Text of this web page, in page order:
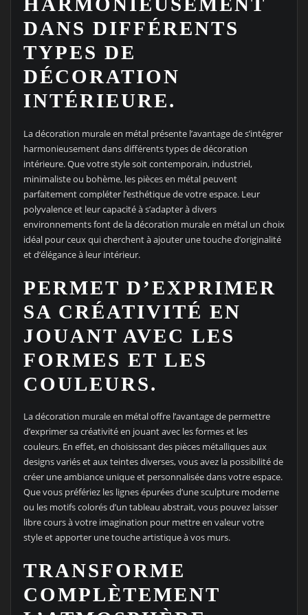
HARMONIEUSEMENT
DANS DIFFÉRENTS
TYPES DE
DÉCORATION
INTÉRIEURE.
La décoration murale en métal présente l’avantage de s’intégrer
harmonieusement dans différents types de décoration
intérieure. Que votre style soit contemporain, industriel,
minimaliste ou bohème, les pièces en métal peuvent
parfaitement compléter l’esthétique de votre espace. Leur
polyvalence et leur capacité à s’adapter à divers
environnements font de la décoration murale en métal un choix
idéal pour ceux qui cherchent à ajouter une touche d’originalité
et d’élégance à leur intérieur.
PERMET D’EXPRIMER
SA CRÉATIVITÉ EN
JOUANT AVEC LES
FORMES ET LES
COULEURS.
La décoration murale en métal offre l’avantage de permettre
d’exprimer sa créativité en jouant avec les formes et les
couleurs. En effet, en choisissant des pièces métalliques aux
designs variés et aux teintes diverses, vous avez la possibilité de
créer une ambiance unique et personnalisée dans votre espace.
Que vous préfériez les lignes épurées d’une sculpture moderne
ou les motifs colorés d’un tableau abstrait, vous pouvez laisser
libre cours à votre imagination pour mettre en valeur votre
style et apporter une touche artistique à vos murs.
TRANSFORME
COMPLÈTEMENT